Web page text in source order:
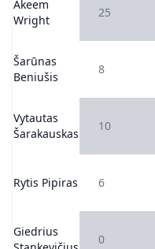
Akeem
Wright
25
Šarūnas
Beniušis
8
Vytautas
Šarakauskas
10
Rytis Pipiras 6
Giedrius
0